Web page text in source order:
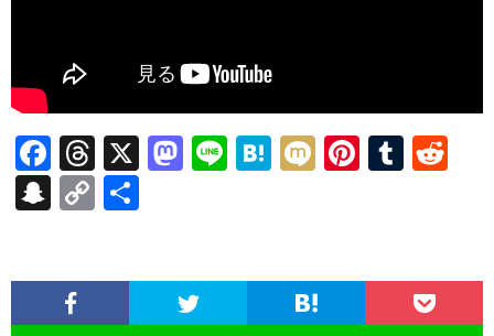
F
ac
e
o
T
hr
ea
X
M
o
Li H
a
M Pi
t
T
r
t
S
pc
C